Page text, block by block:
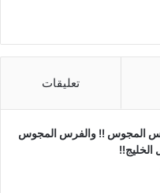
تعليقات
المجوس !! والفرس المجوس
الخليج!!